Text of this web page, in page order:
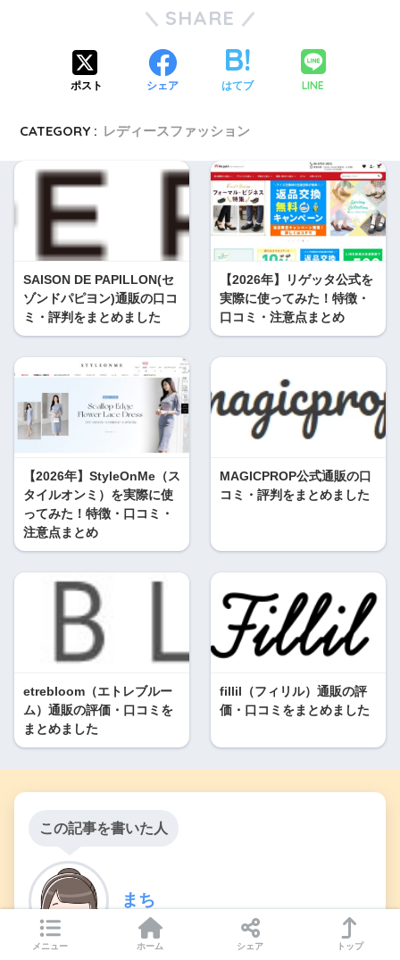
SHARE
ポスト シェア はてブ LINE
CATEGORY : レディースファッション
SAISON DE PAPILLON(セ
ゾンドパピヨン)通販の口コ
ミ・評判をまとめました
【2026年】リゲッタ公式を
実際に使ってみた！特徴・
口コミ・注意点まとめ
【2026年】StyleOnMe（ス
タイルオンミ）を実際に使
ってみた！特徴・口コミ・
注意点まとめ
MAGICPROP公式通販の口
コミ・評判をまとめました
etrebloom（エトレブルー
ム）通販の評価・口コミを
まとめました
fillil（フィリル）通販の評
価・口コミをまとめました
この記事を書いた人
まち
メニュー ホーム シェア トップ